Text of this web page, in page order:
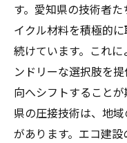
す。愛知県の技術者
イクル材料を積極的
続けています。これ
ンドリーな選択肢を
向へシフトすること
県の圧接技術は、地
があります。エコ建